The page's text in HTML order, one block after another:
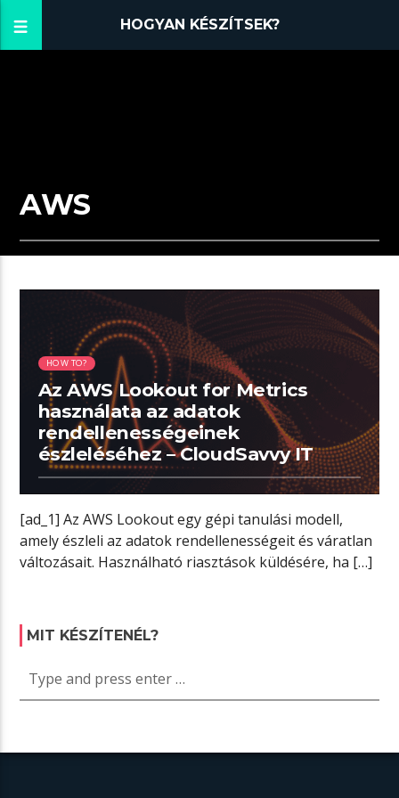
HOGYAN KÉSZÍTSEK?
AWS
01:58 READ TIME
HOW TO?
Az AWS Lookout for Metrics
használata az adatok
rendellenességeinek
észleléséhez – CloudSavvy IT
[ad_1] Az AWS Lookout egy gépi tanulási modell,
amely észleli az adatok rendellenességeit és váratlan
változásait. Használható riasztások küldésére, ha […]
MIT KÉSZÍTENÉL?